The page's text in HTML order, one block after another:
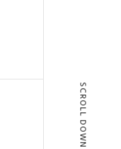
SCROLL DOWN